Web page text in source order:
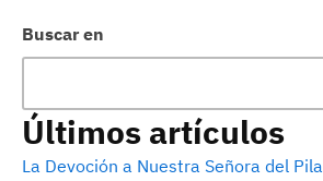
Buscar en
Últimos artículos
La Devoción a Nuestra Señora del